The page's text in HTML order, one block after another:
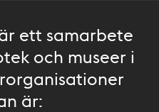
ett samarbete
och museer i
är: